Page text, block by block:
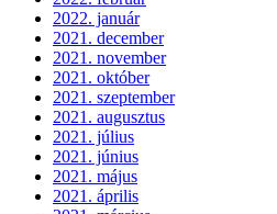
2022. január
2021. december
2021. november
2021. október
2021. szeptember
2021. augusztus
2021. július
2021. június
2021. május
2021. április